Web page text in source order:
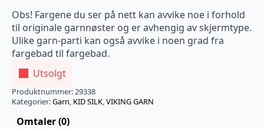
Obs! Fargene du ser på nett kan avvike noe i forhold
til originale garnnøster og er avhengig av skjermtype.
Ulike garn-parti kan også avvike i noen grad fra
fargebad til fargebad.
Utsolgt
Produktnummer:29338
Kategorier:Garn, KID SILK,VIKING GARN
Omtaler (0)